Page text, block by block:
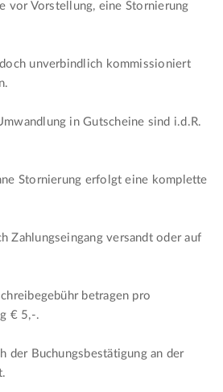
vor Vorstellung, eine Stornierung
unverbindlich kommissioniert
in Gutscheine sind i.d.R.
Stornierung erfolgt eine komplette
Zahlungseingang versandt oder auf
betragen pro
€ 5,-.
der Buchungsbestätigung an der